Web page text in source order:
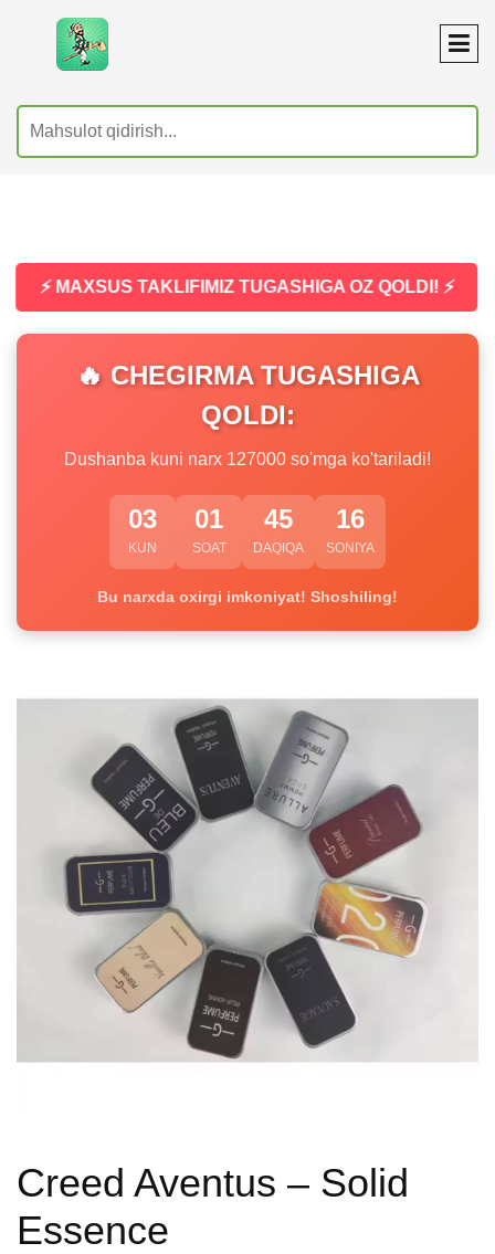
⚡ MAXSUS TAKLIFIMIZ TUGASHIGA OZ QOLDI! ⚡
🔥 CHEGIRMA TUGASHIGA
QOLDI:
Dushanba kuni narx 127000 so'mga ko'tariladi!
03
KUN
01
SOAT
45
DAQIQA
16
SONIYA
Bu narxda oxirgi imkoniyat! Shoshiling!
Creed Aventus – Solid
Essence